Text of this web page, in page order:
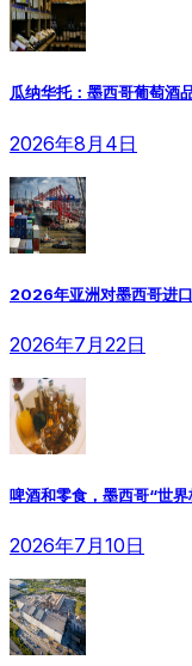
瓜纳华托：墨西哥葡萄酒
2026年8月4日
2026年亚洲对墨西哥进
2026年7月22日
啤酒和零食，墨西哥“世
2026年7月10日